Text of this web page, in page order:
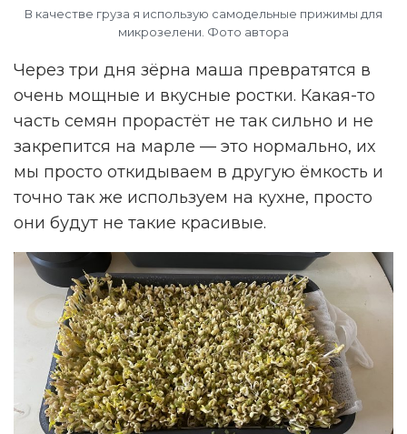
В качестве груза я использую самодельные прижимы для
микрозелени. Фото автора
Через три дня зёрна маша превратятся в
очень мощные и вкусные ростки. Какая-то
часть семян прорастёт не так сильно и не
закрепится на марле — это нормально, их
мы просто откидываем в другую ёмкость и
точно так же используем на кухне, просто
они будут не такие красивые.